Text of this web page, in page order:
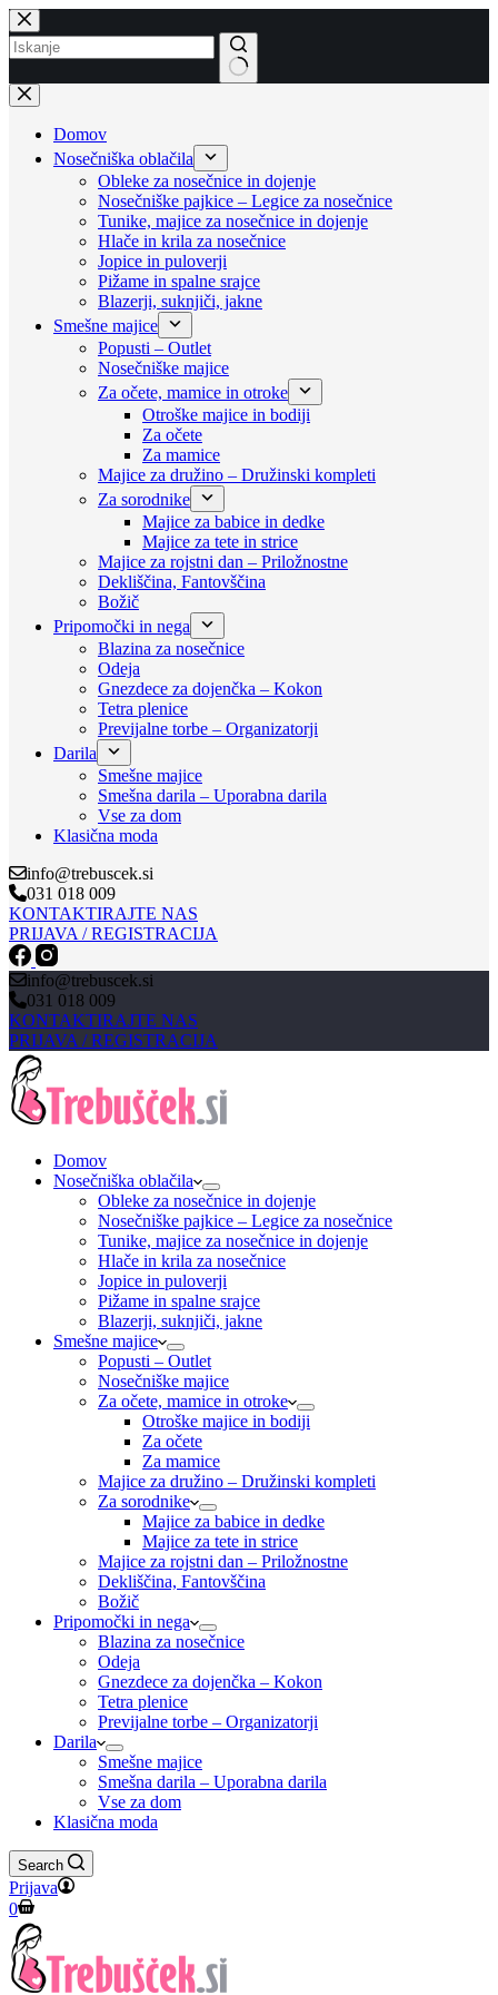
Skip
to
content
No
results
Domov
Nosečniška oblačila
Obleke za nosečnice in dojenje
Nosečniške pajkice – Legice za nosečnice
Tunike, majice za nosečnice in dojenje
Hlače in krila za nosečnice
Jopice in puloverji
Pižame in spalne srajce
Blazerji, suknjiči, jakne
Smešne majice
Popusti – Outlet
Nosečniške majice
Za očete, mamice in otroke
Otroške majice in bodiji
Za očete
Za mamice
Majice za družino – Družinski kompleti
Za sorodnike
Majice za babice in dedke
Majice za tete in strice
Majice za rojstni dan – Priložnostne
Dekliščina, Fantovščina
Božič
Pripomočki in nega
Blazina za nosečnice
Odeja
Gnezdece za dojenčka – Kokon
Tetra plenice
Previjalne torbe – Organizatorji
Darila
Smešne majice
Smešna darila – Uporabna darila
Vse za dom
Klasična moda
info@trebuscek.si
031 018 009
KONTAKTIRAJTE NAS
PRIJAVA / REGISTRACIJA
info@trebuscek.si
031 018 009
KONTAKTIRAJTE NAS
PRIJAVA / REGISTRACIJA
Domov
Nosečniška oblačila
Obleke za nosečnice in dojenje
Nosečniške pajkice – Legice za nosečnice
Tunike, majice za nosečnice in dojenje
Hlače in krila za nosečnice
Jopice in puloverji
Pižame in spalne srajce
Blazerji, suknjiči, jakne
Smešne majice
Popusti – Outlet
Nosečniške majice
Za očete, mamice in otroke
Otroške majice in bodiji
Za očete
Za mamice
Majice za družino – Družinski kompleti
Za sorodnike
Majice za babice in dedke
Majice za tete in strice
Majice za rojstni dan – Priložnostne
Dekliščina, Fantovščina
Božič
Pripomočki in nega
Blazina za nosečnice
Odeja
Gnezdece za dojenčka – Kokon
Tetra plenice
Previjalne torbe – Organizatorji
Darila
Smešne majice
Smešna darila – Uporabna darila
Vse za dom
Klasična moda
Search
Prijava
Shopping
cart
0